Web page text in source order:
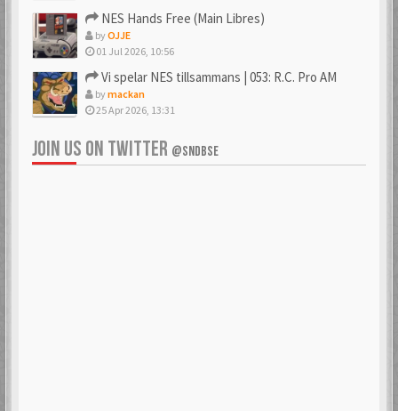
NES Hands Free (Main Libres)
byOJJE
01 Jul 2026, 10:56
Vi spelar NES tillsammans | 053: R.C. Pro AM
bymackan
25 Apr 2026, 13:31
JOIN US ON TWITTER @SNDBSE